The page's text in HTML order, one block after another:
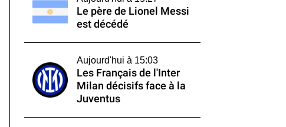
Le père de Lionel Messi
est décédé
Aujourd'hui à 15:03
Les Français de l'Inter
Milan décisifs face à la
Juventus